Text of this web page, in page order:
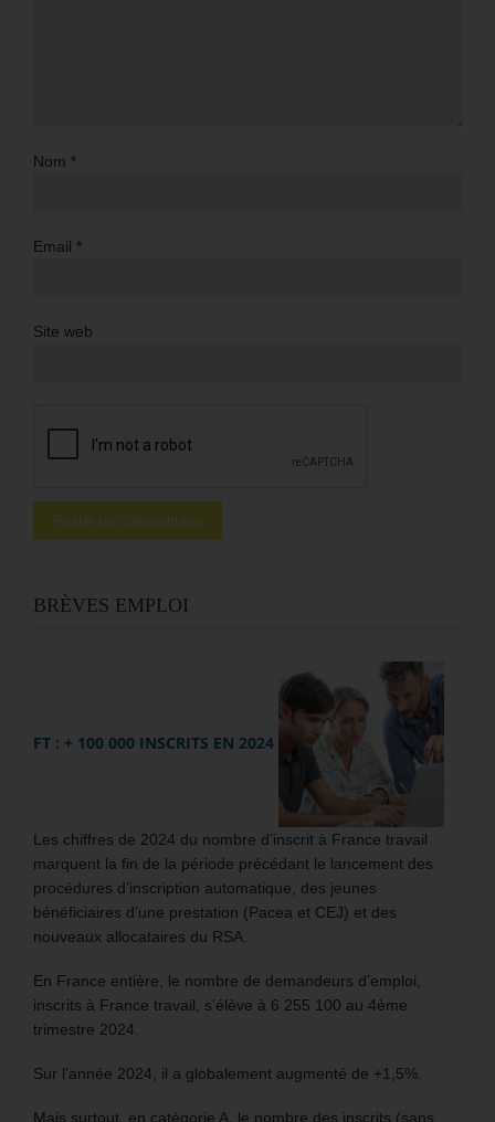
Nom *
Email *
Site web
BRÈVES EMPLOI
FT : + 100 000 INSCRITS EN 2024
Les chiffres de 2024 du nombre d’inscrit à France travail
marquent la fin de la période précédant le lancement des
procédures d’inscription automatique, des jeunes
bénéficiaires d’une prestation (Pacea et CEJ) et des
nouveaux allocataires du RSA.
En France entière, le nombre de demandeurs d’emploi,
inscrits à France travail, s’élève à 6 255 100 au 4ème
trimestre 2024.
Sur l’année 2024, il a globalement augmenté de +1,5%.
Mais surtout, en catégorie A, le nombre des inscrits (sans